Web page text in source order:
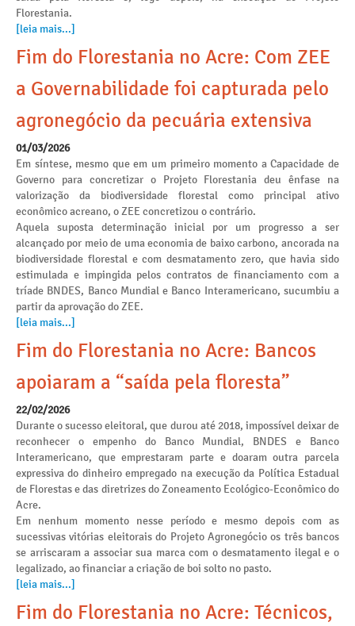
Florestania.
[leia mais...]
Fim do Florestania no Acre: Com ZEE
a Governabilidade foi capturada pelo
agronegócio da pecuária extensiva
01/03/2026
Em síntese, mesmo que em um primeiro momento a Capacidade de
Governo para concretizar o Projeto Florestania deu ênfase na
valorização da biodiversidade florestal como principal ativo
econômico acreano, o ZEE concretizou o contrário.
Aquela suposta determinação inicial por um progresso a ser
alcançado por meio de uma economia de baixo carbono, ancorada na
biodiversidade florestal e com desmatamento zero, que havia sido
estimulada e impingida pelos contratos de financiamento com a
tríade BNDES, Banco Mundial e Banco Interamericano, sucumbiu a
partir da aprovação do ZEE.
[leia mais...]
Fim do Florestania no Acre: Bancos
apoiaram a “saída pela floresta”
22/02/2026
Durante o sucesso eleitoral, que durou até 2018, impossível deixar de
reconhecer o empenho do Banco Mundial, BNDES e Banco
Interamericano, que emprestaram parte e doaram outra parcela
expressiva do dinheiro empregado na execução da Política Estadual
de Florestas e das diretrizes do Zoneamento Ecológico-Econômico do
Acre.
Em nenhum momento nesse período e mesmo depois com as
sucessivas vitórias eleitorais do Projeto Agronegócio os três bancos
se arriscaram a associar sua marca com o desmatamento ilegal e o
legalizado, ao financiar a criação de boi solto no pasto.
[leia mais...]
Fim do Florestania no Acre: Técnicos,